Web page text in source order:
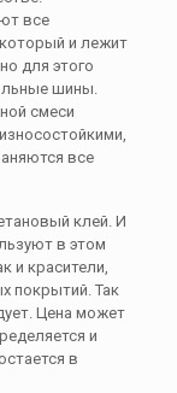
все
и лежит
для этого
шины.
смеси
все
клей. И
в этом
и красители,
покрытий. Так
Цена может
и
в